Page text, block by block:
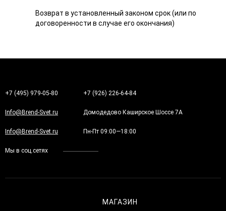
Возврат в установленный законом срок (или по
договоренности в случае его окончания)
+7 (495) 979-05-80 +7 (926) 226-64-84
Info@Brend-Svet.ru Домодедово Каширское Шоссе 7А
Info@Brend-Svet.ru Пн-Пт 09:00—18:00
Мы в соц.сетях
МАГАЗИН